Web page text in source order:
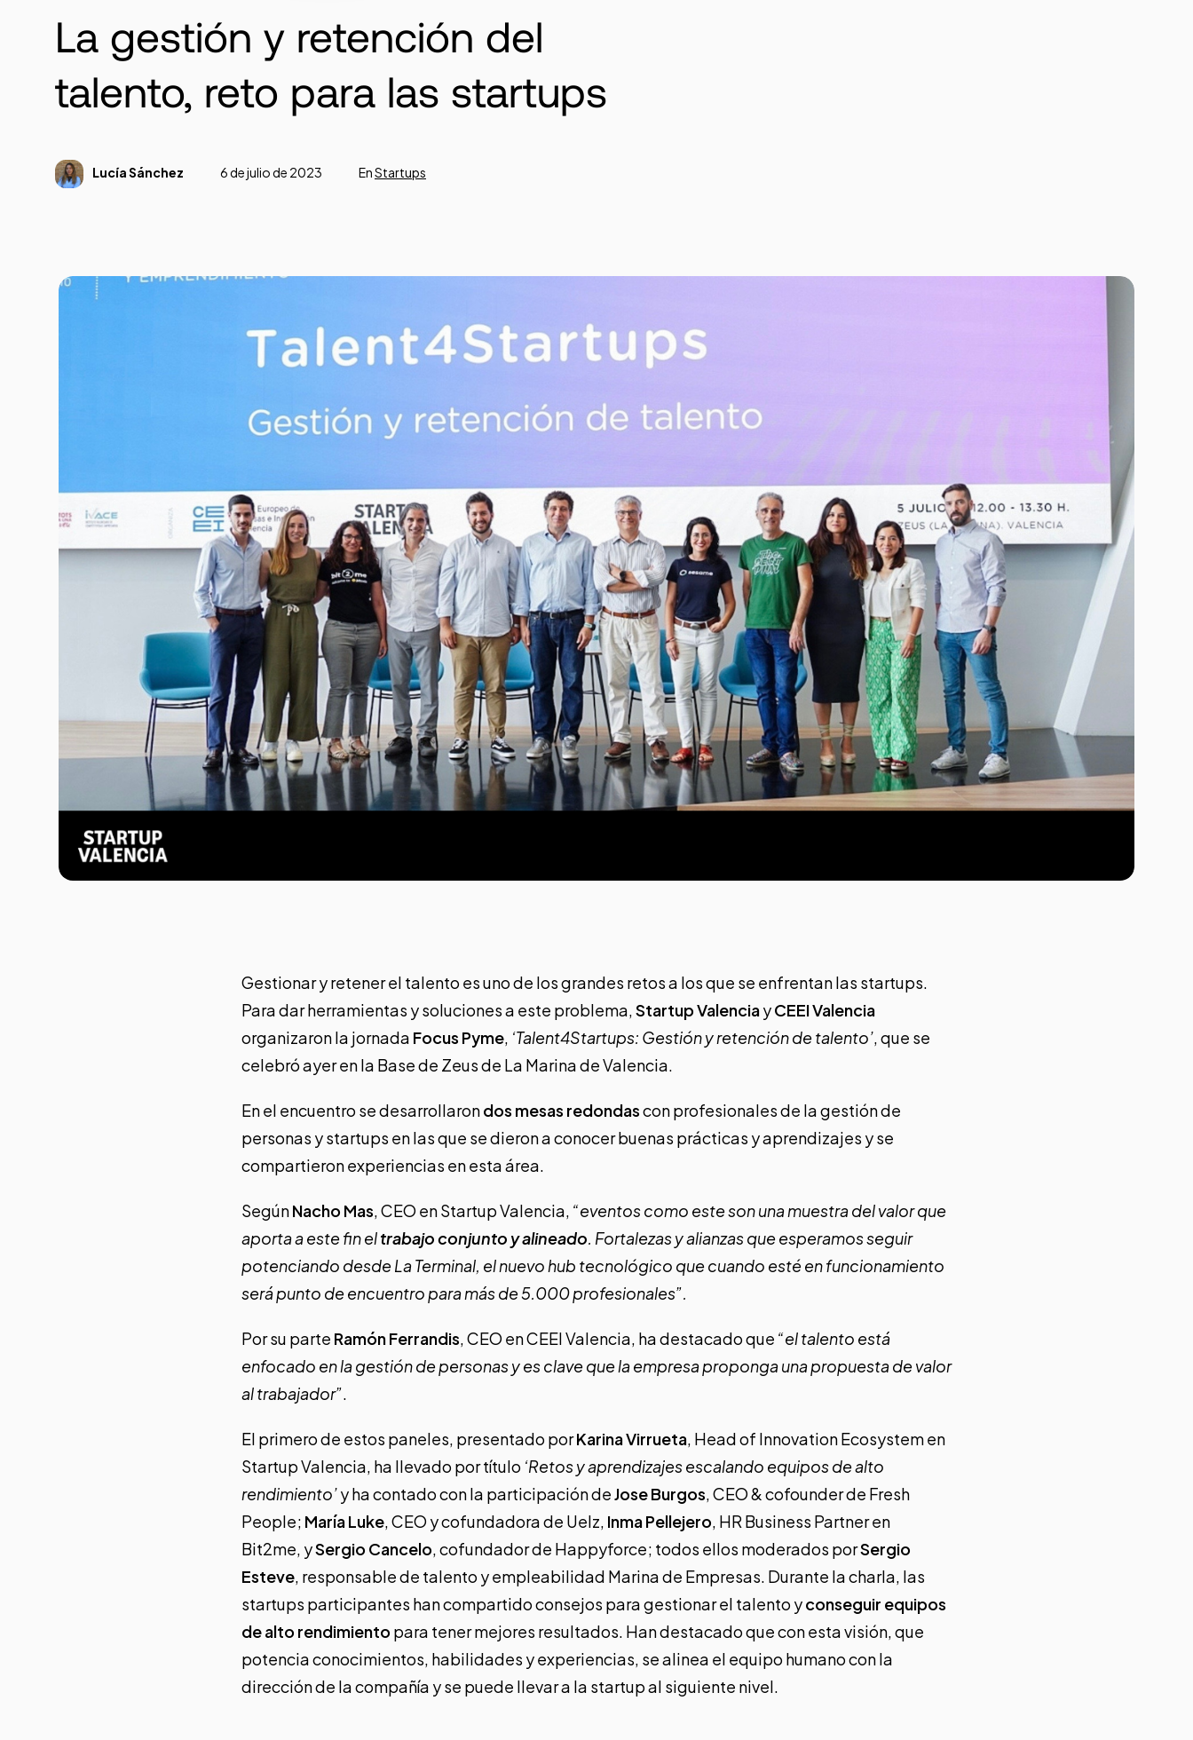
La gestión y retención del
talento, reto para las startups
Lucía Sánchez 6 de julio de 2023 EnStartups
Gestionar y retener el talento es uno de los grandes retos a los que se enfrentan las startups.
Para dar herramientas y soluciones a este problema,Startup ValenciayCEEI Valencia
organizaron la jornada Focus Pyme, ‘Talent4Startups: Gestión y retención de talento’, que se
celebró ayer en la Base de Zeus de La Marina de Valencia.
En el encuentro se desarrollarondos mesas redondascon profesionales de la gestión de
personas y startups en las que se dieron a conocer buenas prácticas y aprendizajes y se
compartieron experiencias en esta área.
SegúnNacho Mas, CEO en Startup Valencia, “eventos como este son una muestra del valor que
aporta a este fin eltrabajo conjunto y alineado. Fortalezas y alianzas que esperamos seguir
potenciando desdeLa Terminal, el nuevo hub tecnológico que cuando esté en funcionamiento
será punto de encuentro para más de 5.000 profesionales”.
Por su parte Ramón Ferrandis, CEO en CEEI Valencia, ha destacado que “el talento está
enfocado en la gestión de personas y es clave que la empresa proponga una propuesta de valor
al trabajador”.
El primero de estos paneles, presentado porKarina Virrueta, Head of Innovation Ecosystem en
Startup Valencia, ha llevado por título ‘Retos y aprendizajes escalando equipos de alto
rendimiento’y ha contado con la participación deJose Burgos, CEO & cofounder de Fresh
People; María Luke, CEO y cofundadora de Uelz, Inma Pellejero, HR Business Partner en
Bit2me, ySergio Cancelo, cofundador de Happyforce; todos ellos moderados porSergio
Esteve, responsable de talento y empleabilidad Marina de Empresas. Durante la charla, las
startups participantes han compartido consejos para gestionar el talento yconseguir equipos
de alto rendimiento para tener mejores resultados. Han destacado que con esta visión, que
potencia conocimientos, habilidades y experiencias, se alinea el equipo humano con la
dirección de la compañía y se puede llevar a la startup al siguiente nivel.